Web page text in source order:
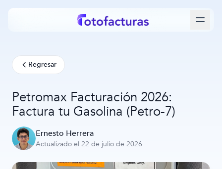
Regresar
Petromax Facturación 2026:
Factura tu Gasolina (Petro-7)
Ernesto Herrera
Actualizado el 22 de julio de 2026